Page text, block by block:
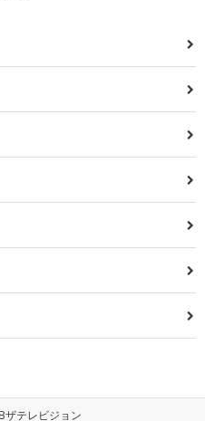
ザテレビジョン